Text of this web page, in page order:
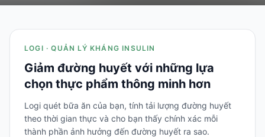
LOGI · QUẢN LÝ KHÁNG INSULIN
Giảm đường huyết với những lựa
chọn thực phẩm thông minh hơn
Logi quét bữa ăn của bạn, tính tải lượng đường huyết
theo thời gian thực và cho bạn thấy chính xác mỗi
thành phần ảnh hưởng đến đường huyết ra sao.